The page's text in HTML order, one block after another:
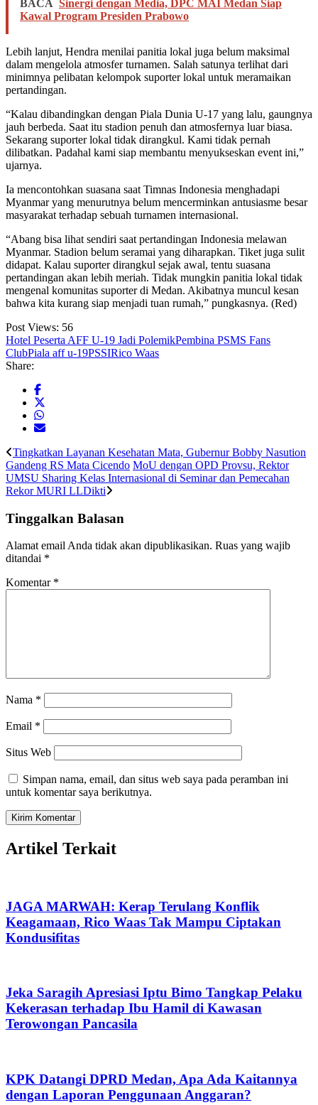
BACA Sinergi dengan Media, DPC MAI Medan Siap
Kawal Program Presiden Prabowo
Lebih lanjut, Hendra menilai panitia lokal juga belum maksimal
dalam mengelola atmosfer turnamen. Salah satunya terlihat dari
minimnya pelibatan kelompok suporter lokal untuk meramaikan
pertandingan.
“Kalau dibandingkan dengan Piala Dunia U-17 yang lalu, gaungnya
jauh berbeda. Saat itu stadion penuh dan atmosfernya luar biasa.
Sekarang suporter lokal tidak dirangkul. Kami tidak pernah
dilibatkan. Padahal kami siap membantu menyukseskan event ini,”
ujarnya.
Ia mencontohkan suasana saat Timnas Indonesia menghadapi
Myanmar yang menurutnya belum mencerminkan antusiasme besar
masyarakat terhadap sebuah turnamen internasional.
“Abang bisa lihat sendiri saat pertandingan Indonesia melawan
Myanmar. Stadion belum seramai yang diharapkan. Tiket juga sulit
didapat. Kalau suporter dirangkul sejak awal, tentu suasana
pertandingan akan lebih meriah. Tidak mungkin panitia lokal tidak
mengenal komunitas suporter di Medan. Akibatnya muncul kesan
bahwa kita kurang siap menjadi tuan rumah,” pungkasnya. (Red)
Post Views: 56
Hotel Peserta AFF U-19 Jadi PolemikPembina PSMS Fans
ClubPiala aff u-19PSSIRico Waas
Share:
Tingkatkan Layanan Kesehatan Mata, Gubernur Bobby Nasution
Gandeng RS Mata Cicendo MoU dengan OPD Provsu, Rektor
UMSU Sharing Kelas Internasional di Seminar dan Pemecahan
Rekor MURI LLDikti
Tinggalkan Balasan
Alamat email Anda tidak akan dipublikasikan. Ruas yang wajib
ditandai *
Komentar *
Nama *
Email *
Situs Web
Simpan nama, email, dan situs web saya pada peramban ini
untuk komentar saya berikutnya.
Artikel Terkait
JAGA MARWAH: Kerap Terulang Konflik
Keagamaan, Rico Waas Tak Mampu Ciptakan
Kondusifitas
Jeka Saragih Apresiasi Iptu Bimo Tangkap Pelaku
Kekerasan terhadap Ibu Hamil di Kawasan
Terowongan Pancasila
KPK Datangi DPRD Medan, Apa Ada Kaitannya
dengan Laporan Penggunaan Anggaran?